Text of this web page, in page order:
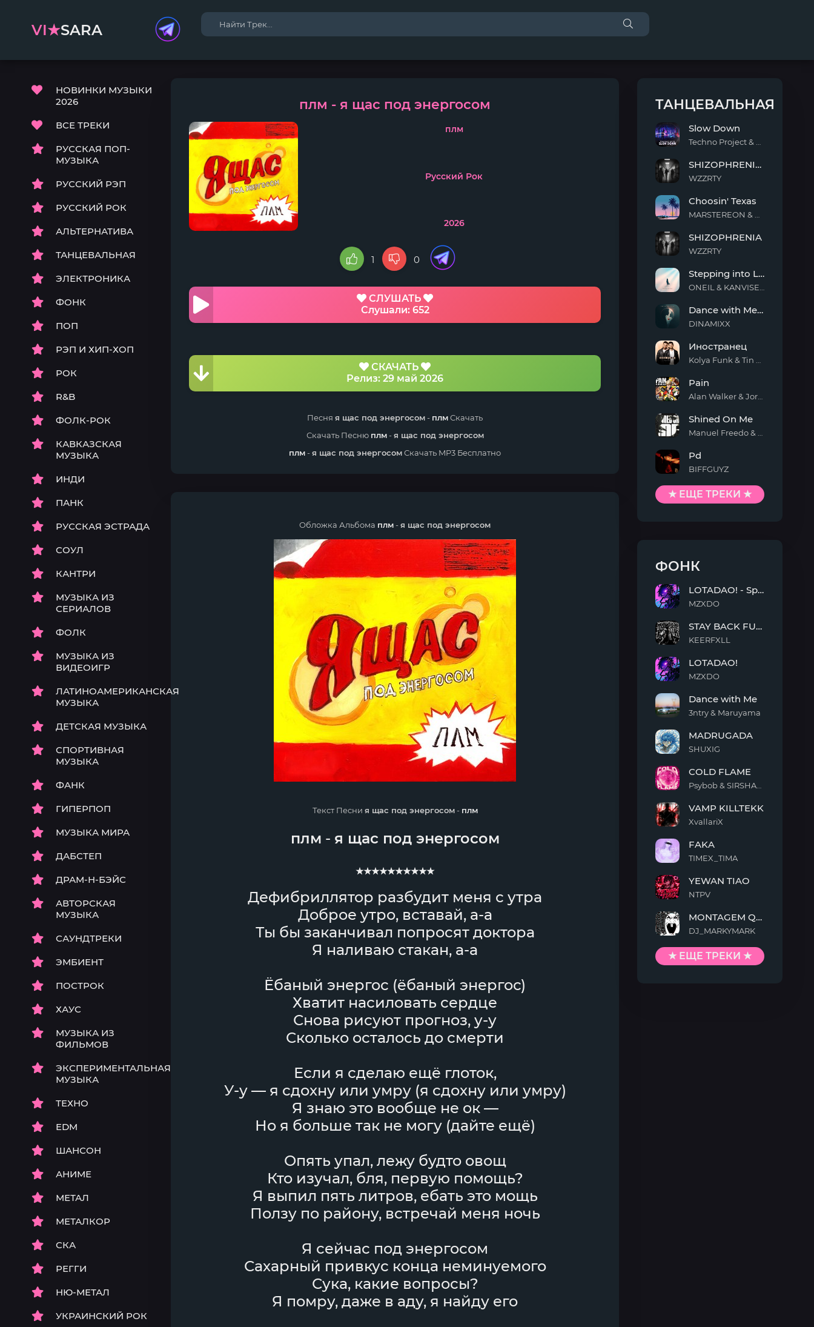
VI★SARA
НОВИНКИ МУЗЫКИ
2026
ВСЕ ТРЕКИ
РУССКАЯ ПОП-
МУЗЫКА
РУССКИЙ РЭП
РУССКИЙ РОК
АЛЬТЕРНАТИВА
ТАНЦЕВАЛЬНАЯ
ЭЛЕКТРОНИКА
ФОНК
ПОП
РЭП И ХИП-ХОП
РОК
R&B
ФОЛК-РОК
КАВКАЗСКАЯ
МУЗЫКА
ИНДИ
ПАНК
РУССКАЯ ЭСТРАДА
СОУЛ
КАНТРИ
МУЗЫКА ИЗ
СЕРИАЛОВ
ФОЛК
МУЗЫКА ИЗ
ВИДЕОИГР
ЛАТИНОАМЕРИКАНСКАЯ
МУЗЫКА
ДЕТСКАЯ МУЗЫКА
СПОРТИВНАЯ
МУЗЫКА
ФАНК
ГИПЕРПОП
МУЗЫКА МИРА
ДАБСТЕП
ДРАМ-Н-БЭЙС
АВТОРСКАЯ
МУЗЫКА
САУНДТРЕКИ
ЭМБИЕНТ
ПОСТРОК
ХАУС
МУЗЫКА ИЗ
ФИЛЬМОВ
ЭКСПЕРИМЕНТАЛЬНАЯ
МУЗЫКА
ТЕХНО
EDM
ШАНСОН
АНИМЕ
МЕТАЛ
МЕТАЛКОР
СКА
РЕГГИ
НЮ-МЕТАЛ
УКРАИНСКИЙ РОК
плм - я щас под энергосом
плм
Русский Рок
2026
1 0
СЛУШАТЬ
Слушали: 652
СКАЧАТЬ
Релиз: 29 май 2026
Песня я щас под энергосом- плмСкачать
Скачать Песню плм-я щас под энергосом
плм-я щас под энергосомСкачать MP3 Бесплатно
Обложка Альбома плм-я щас под энергосом
Текст Песни я щас под энергосом- плм
плм - я щас под энергосом
★★★★★★★★★★
Дефибриллятор разбудит меня с утра
Доброе утро, вставай, а-а
Ты бы заканчивал попросят доктора
Я наливаю стакан, а-а
Ёбаный энергос (ёбаный энергос)
Хватит насиловать сердце
Снова рисуют прогноз, у-у
Сколько осталось до смерти
Если я сделаю ещё глоток,
У-у — я сдохну или умру (я сдохну или умру)
Я знаю это вообще не ок —
Но я больше так не могу (дайте ещё)
Опять упал, лежу будто овощ
Кто изучал, бля, первую помощь?
Я выпил пять литров, ебать это мощь
Ползу по району, встречай меня ночь
Я сейчас под энергосом
Сахарный привкус конца неминуемого
Сука, какие вопросы?
Я помру, даже в аду, я найду его
ТАНЦЕВАЛЬНАЯ
Down
Slow Down
(Slowed)
SHIZOPHRENIA (Slowed)
WZZRTY
Texas
Choosin' Texas
SHIZOPHRENIA
WZZRTY
into
Light
Stepping into Light
with
Me
Dance with Me Tonight
DINAMIXX
Иностранец
Pain
On
Me
Shined On Me
Pd
BIFFGUYZ
★ ЕЩЕ ТРЕКИ ★
ФОНК
-
Sped
LOTADAO! - Sped Up
MZXDO
BACK
FUNK
STAY BACK FUNK
KEERFXLL
LOTADAO!
MZXDO
with
Me
Dance with Me
3ntry & Maruyama
MADRUGADA
SHUXIG
FLAME
COLD FLAME
KILLTEKK
VAMP KILLTEKK
XvallariX
FAKA
TIMEX_TIMA
TIAO
YEWAN TIAO
NTPV
QUIMENTO
MONTAGEM QUIMENTO
DJ_MARKYMARK
★ ЕЩЕ ТРЕКИ ★